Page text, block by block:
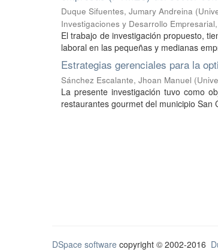
Duque Sifuentes, Jumary Andreina (
Investigaciones y Desarrollo Empresarial,
El trabajo de investigación propuesto,
laboral en las pequeñas y medianas
Estrategias gerenciales para la
Sánchez Escalante, Jhoan Manuel (
La presente investigación tuvo como
restaurantes gourmet del municipio San
DSpace software copyright © 2002-2016